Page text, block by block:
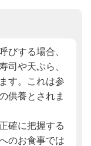
びする場合、
司や天ぷら、
す。これは参
供養とされま
確に把握する
のお食事では